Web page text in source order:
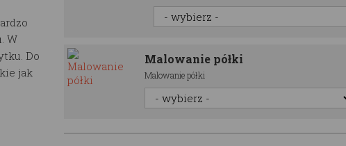
W
Do
jak
Malowanie półki
Malowanie półki